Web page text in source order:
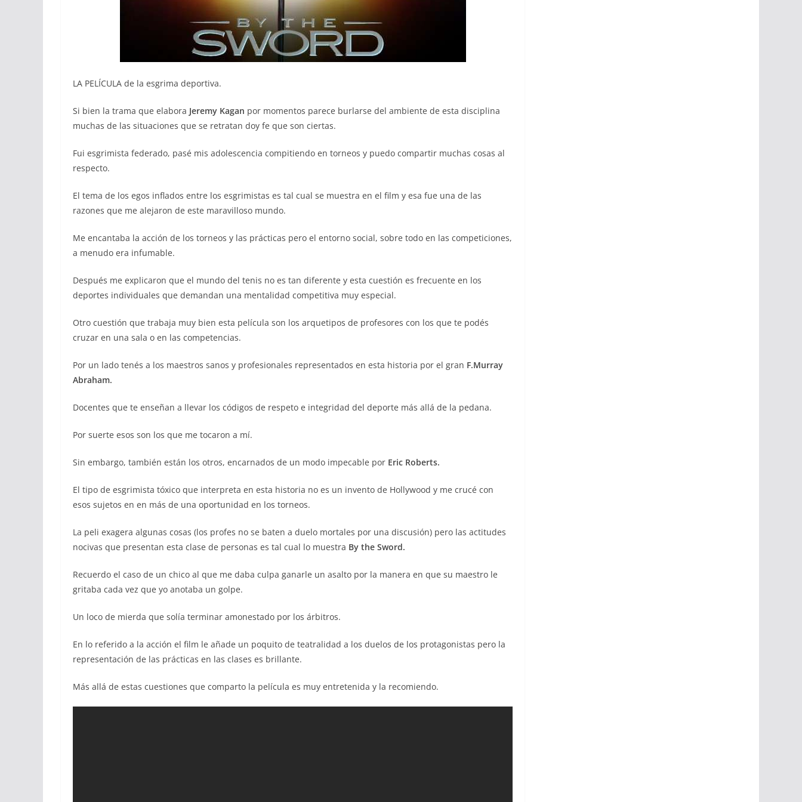
LA PELÍCULA de la esgrima deportiva.
Si bien la trama que elabora Jeremy Kagan por momentos parece burlarse del ambiente de esta disciplina
muchas de las situaciones que se retratan doy fe que son ciertas.
Fui esgrimista federado, pasé mis adolescencia compitiendo en torneos y puedo compartir muchas cosas al
respecto.
El tema de los egos inflados entre los esgrimistas es tal cual se muestra en el film y esa fue una de las
razones que me alejaron de este maravilloso mundo.
Me encantaba la acción de los torneos y las prácticas pero el entorno social, sobre todo en las competiciones,
a menudo era infumable.
Después me explicaron que el mundo del tenis no es tan diferente y esta cuestión es frecuente en los
deportes individuales que demandan una mentalidad competitiva muy especial.
Otro cuestión que trabaja muy bien esta película son los arquetipos de profesores con los que te podés
cruzar en una sala o en las competencias.
Por un lado tenés a los maestros sanos y profesionales representados en esta historia por el gran F.Murray
Abraham.
Docentes que te enseñan a llevar los códigos de respeto e integridad del deporte más allá de la pedana.
Por suerte esos son los que me tocaron a mí.
Sin embargo, también están los otros, encarnados de un modo impecable por Eric Roberts.
El tipo de esgrimista tóxico que interpreta en esta historia no es un invento de Hollywood y me crucé con
esos sujetos en en más de una oportunidad en los torneos.
La peli exagera algunas cosas (los profes no se baten a duelo mortales por una discusión) pero las actitudes
nocivas que presentan esta clase de personas es tal cual lo muestra By the Sword.
Recuerdo el caso de un chico al que me daba culpa ganarle un asalto por la manera en que su maestro le
gritaba cada vez que yo anotaba un golpe.
Un loco de mierda que solía terminar amonestado por los árbitros.
En lo referido a la acción el film le añade un poquito de teatralidad a los duelos de los protagonistas pero la
representación de las prácticas en las clases es brillante.
Más allá de estas cuestiones que comparto la película es muy entretenida y la recomiendo.